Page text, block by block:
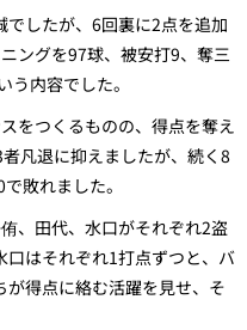
したが、6回裏に2点を追加
ングを97球、被安打9、奪三
内容でした。
をつくるものの、得点を奪え
凡退に抑えましたが、続く8
敗れました。
、田代、水口がそれぞれ2盗
はそれぞれ1打点ずつと、バ
得点に絡む活躍を見せ、そ